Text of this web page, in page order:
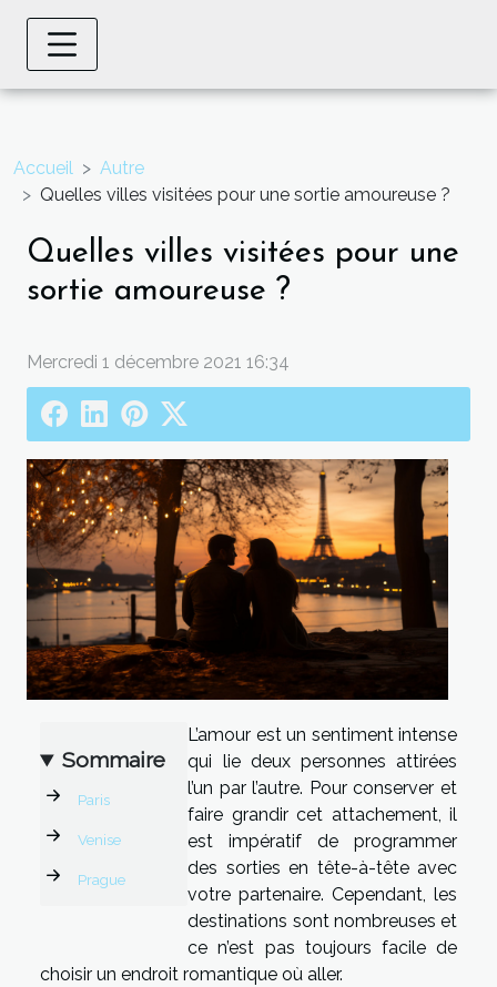
Accueil
Autre
Quelles villes visitées pour une sortie amoureuse ?
Quelles villes visitées pour une
sortie amoureuse ?
Mercredi 1 décembre 2021 16:34
Sommaire
Paris
Venise
Prague
L’amour est un sentiment intense
qui lie deux personnes attirées
l’un par l’autre. Pour conserver et
faire grandir cet attachement, il
est impératif de programmer
des sorties en tête-à-tête avec
votre partenaire. Cependant, les
destinations sont nombreuses et
ce n’est pas toujours facile de
choisir un endroit romantique où aller.